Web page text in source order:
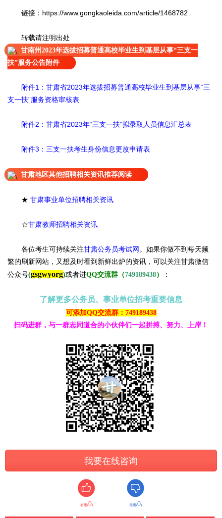
链接：https://www.gongkaoleida.com/article/1468782
转载请注明出处
甘南州2023年选拔招募普通高校毕业生到基层从事“三支一
扶”服务公告附件
附件1：甘肃省2023年选拔招募普通高校毕业生到基层从事“三
支一扶”服务资格审核表
附件2：甘肃省2023年“三支一扶”拟录取人员信息汇总表
附件3：三支一扶考生身份信息更改申请表
甘肃地区其他招聘相关资讯推荐阅读
★ 甘肃事业单位招聘相关资讯
☆甘肃教师招聘相关资讯
各位考生可持续关注甘肃公务员考试网 。 如果你做不到每天频
繁的刷新网站，又想及时看到新鲜出炉的资讯，可以关注甘肃微信
公众号(gsgwyorg)或者进QQ交流群（749189438） ：
了解更多公务员、事业单位招考重要信息
可添加QQ交流群：749189438
扫码进群，与一群志同道合的小伙伴们一起拼搏、努力、上岸！
我要在线咨询
有用(0) 无用(0)